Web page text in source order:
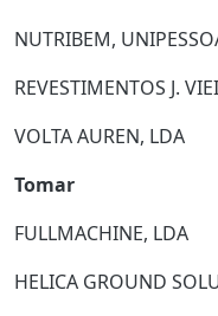
NUTRIBEM,
REVESTIMENTOS J.
VOLTA AUREN, LDA
Tomar
FULLMACHINE, LDA
HELICA GROUND